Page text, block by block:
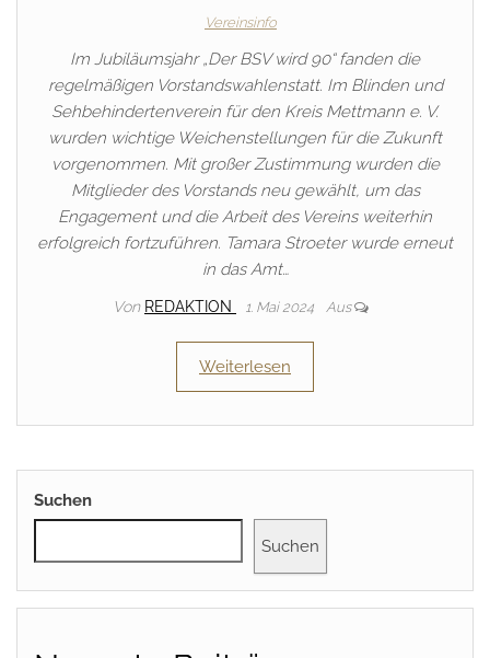
Vereinsinfo
Im Jubiläumsjahr „Der BSV wird 90“ fanden die
regelmäßigen Vorstandswahlenstatt. Im Blinden und
Sehbehindertenverein für den Kreis Mettmann e. V.
wurden wichtige Weichenstellungen für die Zukunft
vorgenommen. Mit großer Zustimmung wurden die
Mitglieder des Vorstands neu gewählt, um das
Engagement und die Arbeit des Vereins weiterhin
erfolgreich fortzuführen. Tamara Stroeter wurde erneut
in das Amt…
Von REDAKTION 1. Mai 2024 Aus
Weiterlesen
Suchen
Suchen